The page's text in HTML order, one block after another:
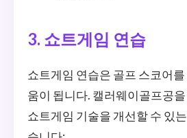
3. 쇼트게임 연습
쇼트게임 연습은 골프 스코어
움이 됩니다. 캘러웨이골프공
쇼트게임 기술을 개선할 수 있